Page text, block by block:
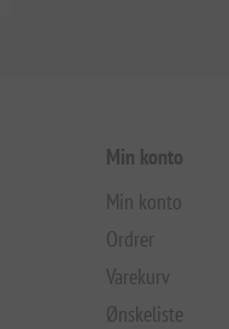
Min konto
Min konto
Ordrer
Varekurv
Ønskeliste